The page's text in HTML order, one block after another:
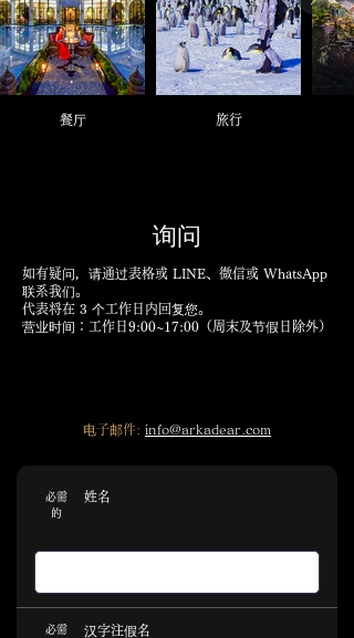
餐厅 旅行
询问
如有疑问，请通过表格或 LINE、微信或 WhatsApp
联系我们。
代表将在 3 个工作日内回复您。
营业时间：工作日9:00~17:00（周末及节假日除外）
电子邮件: info@arkadear.com
必需
的
姓名
必需
汉字注假名